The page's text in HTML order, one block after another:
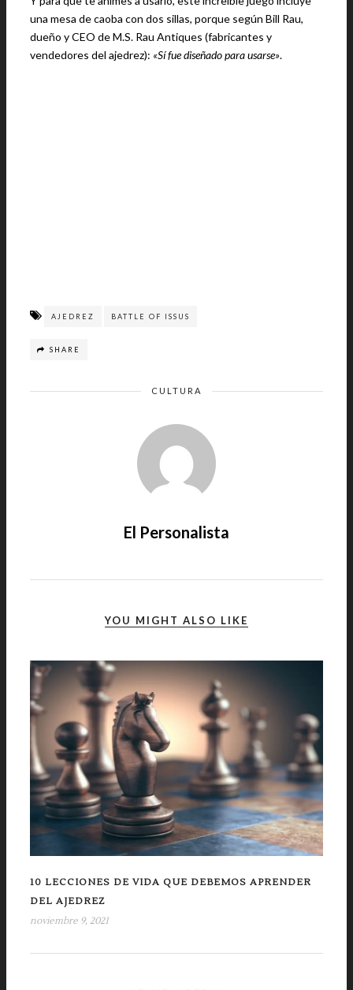
una mesa de caoba con dos sillas, porque según Bill Rau,
dueño y CEO de M.S. Rau Antiques (fabricantes y
vendedores del ajedrez): «Sí fue diseñado para usarse».
AJEDREZ BATTLE OF ISSUS
SHARE
CULTURA
El Personalista
YOU MIGHT ALSO LIKE
10 LECCIONES DE VIDA QUE DEBEMOS APRENDER
DEL AJEDREZ
noviembre 9, 2021